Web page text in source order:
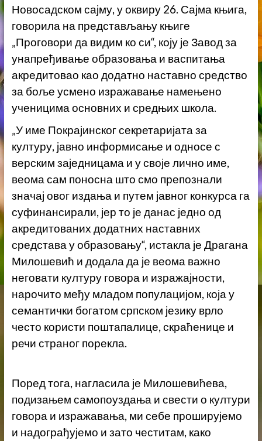
Новосадском сајму, у оквиру 26. Сајма књига,
говорила на представљању књиге
„Проговори да видим ко си“, коју је Завод за
унапређивање образовања и васпитања
акредитовао као додатно наставно средство
за боље усмено изражавање намењено
ученицима основних и средњих школа.
„У име Покрајинског секретаријата за
културу, јавно информисање и односе с
верским заједницама и у своје лично име,
веома сам поносна што смо препознали
значај овог издања и путем јавног конкурса га
суфинансирали, јер то је данас једно од
акредитованих додатних наставних
средстава у образовању“, истакла је Драгана
Милошевић и додала да је веома важно
неговати културу говора и изражајности,
нарочито међу младом популацијом, која у
семантички богатом српском језику врло
често користи поштапалице, скраћенице и
речи страног порекла.
Поред тога, нагласила је Милошевићева,
подизањем самопоуздања и свести о култури
говора и изражавања, ми себе проширујемо
и надограђујемо и зато честитам, како